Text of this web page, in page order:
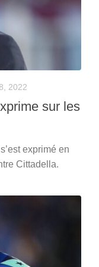
2022
sur les
exprimé en
Cittadella.